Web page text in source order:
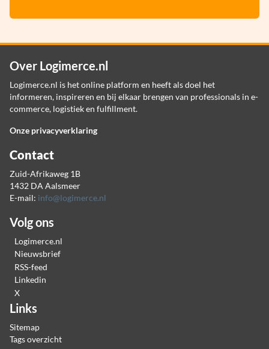
Over Logimerce.nl
Logimerce.nl is het online platform en heeft als doel het
informeren, inspireren en bij elkaar brengen van professionals in e-
commerce, logistiek en fulfillment.
Onze privacyverklaring
Contact
Zuid-Afrikaweg 1B
1432 DA Aalsmeer
E-mail: info@logimerce.nl
Volg ons
Logimerce.nl
Nieuwsbrief
RSS-feed
Linkedin
X
Links
Sitemap
Tags overzicht